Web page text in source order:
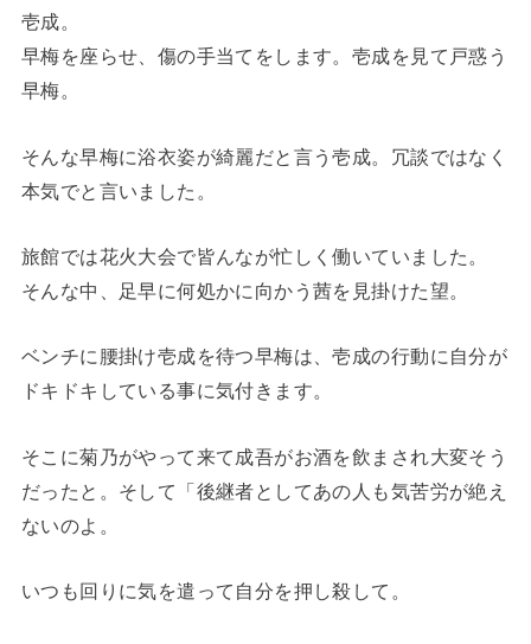
壱成。
早梅を座らせ、傷の手当てをします。壱成を見て戸惑う
早梅。
そんな早梅に浴衣姿が綺麗だと言う壱成。冗談ではなく
本気でと言いました。
旅館では花火大会で皆んなが忙しく働いていました。
そんな中、足早に何処かに向かう茜を見掛けた望。
ベンチに腰掛け壱成を待つ早梅は、壱成の行動に自分が
ドキドキしている事に気付きます。
そこに菊乃がやって来て成吾がお酒を飲まされ大変そう
だったと。そして「後継者としてあの人も気苦労が絶え
ないのよ。
いつも回りに気を遣って自分を押し殺して。